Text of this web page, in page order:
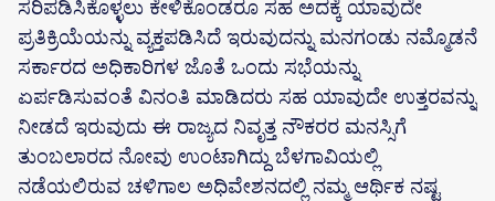
ಸರಿಪಡಿಸಿಕೊಳ್ಳಲು ಕೇಳಿಕೊಂಡರೂ ಸಹ ಅದಕ್ಕೆ ಯಾವುದೇ
ಪ್ರತಿಕ್ರಿಯೆಯನ್ನು ವ್ಯಕ್ತಪಡಿಸಿದೆ ಇರುವುದನ್ನು ಮನಗಂಡು ನಮ್ಮೊಡನೆ
ಸರ್ಕಾರದ ಅಧಿಕಾರಿಗಳ ಜೊತೆ ಒಂದು ಸಭೆಯನ್ನು
ಏರ್ಪಡಿಸುವಂತೆ ವಿನಂತಿ ಮಾಡಿದರು ಸಹ ಯಾವುದೇ ಉತ್ತರವನ್ನು
ನೀಡದೆ ಇರುವುದು ಈ ರಾಜ್ಯದ ನಿವೃತ್ತ ನೌಕರರ ಮನಸ್ಸಿಗೆ
ತುಂಬಲಾರದ ನೋವು ಉಂಟಾಗಿದ್ದು ಬೆಳಗಾವಿಯಲ್ಲಿ
ನಡೆಯಲಿರುವ ಚಳಿಗಾಲ ಅಧಿವೇಶನದಲ್ಲಿ ನಮ್ಮ ಆರ್ಥಿಕ ನಷ್ಟ